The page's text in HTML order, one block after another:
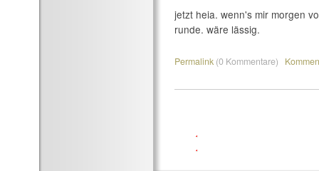
jetzt heia. wenn's mir morgen
runde. wäre lässig.
Permalink (0 Kommentare)